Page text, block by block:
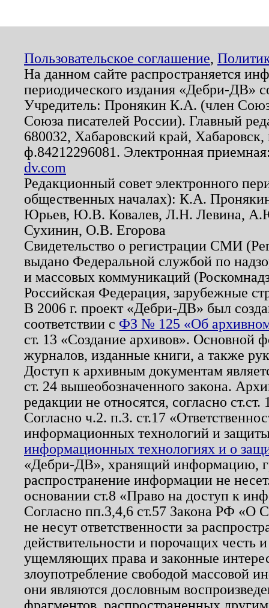
Пользовательское соглашение,
На данном сайте распространяется
периодического издания «Дебри-ДВ»
Учредитель: Пронякин К.А. (член
Союза писателей России). Главный
680032, Хабаровский край,
ф.84212296081. Электронная
dv.com
Редакционный совет электронного
общественных началах): К.А.
Юрьев, Ю.В. Ковалев, Л.Н. Левина,
Сухинин, О.В. Егорова
Свидетельство о регистрации СМИ
выдано Федеральной службой по
и массовых коммуникаций
Российская Федерация, зарубежные
В 2006 г. проект «Дебри-ДВ» был
соответствии с ФЗ № 125 «Об
ст. 13 «Создание архивов». Основной
журналов, изданные книги, а также
Доступ к архивным документам
ст. 24 вышеобозначенного закона.
редакции не относятся, согласно
Согласно ч.2. п.3. ст.17
информационных технологий и
информационных технологиях и о
«Дебри-ДВ», хранящий информацию,
распространение информации не
основании ст.8 «Право на доступ к
Согласно пп.3,4,6 ст.57 Закона РФ «О
не несут ответственности за
действительности и порочащих честь
ущемляющих права и законные
злоупотребление свободой массовой
они являются дословным
фрагментов, распространенных